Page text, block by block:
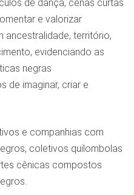
de dança, cenas curtas
e valorizar
ancestralidade, território,
evidenciando as
negras
de imaginar, criar e
e companhias com
coletivos quilombolas
cênicas compostos